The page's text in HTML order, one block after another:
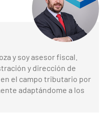
y soy asesor fiscal.
y dirección de
el campo tributario por
adaptándome a los